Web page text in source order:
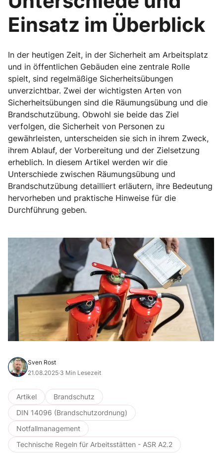
Einsatz im Überblick
In der heutigen Zeit, in der Sicherheit am Arbeitsplatz
und in öffentlichen Gebäuden eine zentrale Rolle
spielt, sind regelmäßige Sicherheitsübungen
unverzichtbar. Zwei der wichtigsten Arten von
Sicherheitsübungen sind die Räumungsübung ​und die
Brandschutzübung. Obwohl sie beide das Ziel
verfolgen, die Sicherheit von Personen zu
gewährleisten, unterscheiden sie sich in ihrem Zweck,
ihrem Ablauf, der Vorbereitung und der Zielsetzung
erheblich. In diesem Artikel werden wir die
Unterschiede zwischen Räumungsübung und
Brandschutzübung detailliert erläutern, ihre Bedeutung
hervorheben und praktische Hinweise für die
Durchführung geben.
Sven Rost
21.08.2025·3 Min Lesezeit
Artikel
Brandschutz
DIN 14096 (Brandschutzordnung)
Notfallmanagement
Technische Regeln für Arbeitsstätten - ASR A2.2